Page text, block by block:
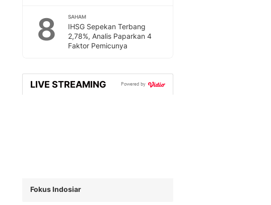
8 SAHAM
IHSG Sepekan Terbang
2,78%, Analis Paparkan 4
Faktor Pemicunya
LIVE STREAMING Powered by
Fokus Indosiar